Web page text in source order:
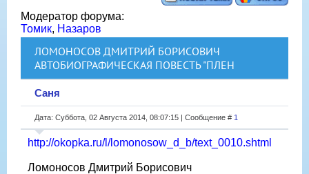
Модератор форума:
Томик, Назаров
ЛОМОНОСОВ ДМИТРИЙ БОРИСОВИЧ
АВТОБИОГРАФИЧЕСКАЯ ПОВЕСТЬ "ПЛЕН
Саня
Дата: Суббота, 02 Августа 2014, 08:07:15 | Сообщение # 1
http://okopka.ru/l/lomonosow_d_b/text_0010.shtml
Ломоносов Дмитрий Борисович